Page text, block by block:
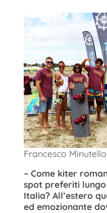
Francesco
– Come kiter
spot preferiti
Italia? All’estero
ed emozionante